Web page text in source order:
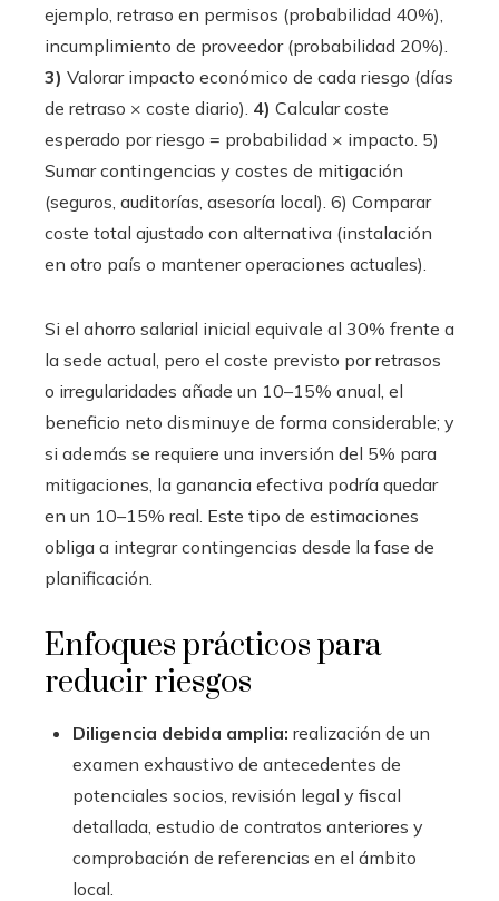
ejemplo, retraso en permisos (probabilidad 40%),
incumplimiento de proveedor (probabilidad 20%).
3) Valorar impacto económico de cada riesgo (días
de retraso × coste diario). 4) Calcular coste
esperado por riesgo = probabilidad × impacto. 5)
Sumar contingencias y costes de mitigación
(seguros, auditorías, asesoría local). 6) Comparar
coste total ajustado con alternativa (instalación
en otro país o mantener operaciones actuales).
Si el ahorro salarial inicial equivale al 30% frente a
la sede actual, pero el coste previsto por retrasos
o irregularidades añade un 10–15% anual, el
beneficio neto disminuye de forma considerable; y
si además se requiere una inversión del 5% para
mitigaciones, la ganancia efectiva podría quedar
en un 10–15% real. Este tipo de estimaciones
obliga a integrar contingencias desde la fase de
planificación.
Enfoques prácticos para
reducir riesgos
Diligencia debida amplia: realización de un
examen exhaustivo de antecedentes de
potenciales socios, revisión legal y fiscal
detallada, estudio de contratos anteriores y
comprobación de referencias en el ámbito
local.